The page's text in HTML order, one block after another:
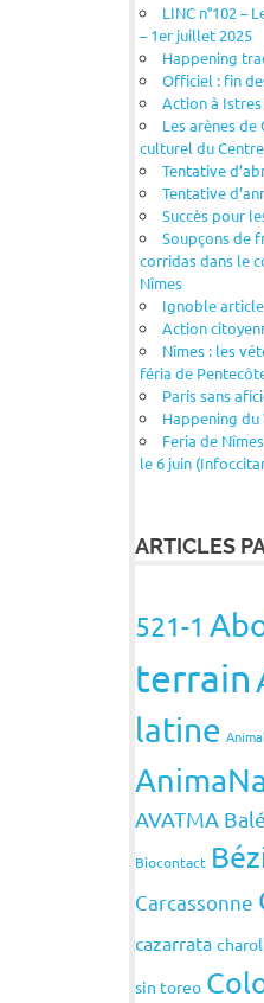
LINC n°102 –
– 1er juillet 2025
Happening
Officiel : fin
Action à
Les arènes
culturel du
Tentative
Tentative
Succès pour
Soupçons de
corridas dans le
Nîmes
Ignoble
Action
Nîmes : les
féria de
Paris sans
Happening du
Feria de
le 6 juin
ARTICLES
521-1
terrain
latine Animal
AVATMA
Biocontact
Carcassonne
cazarrata
sin toreo